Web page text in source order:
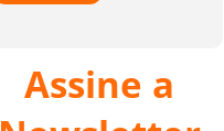
Assine a